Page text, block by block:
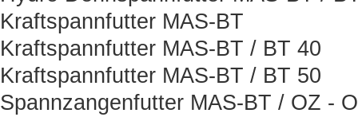
Kraftspannfutter MAS-BT
Kraftspannfutter MAS-BT / BT 40
Kraftspannfutter MAS-BT / BT 50
Spannzangenfutter MAS-BT / OZ -